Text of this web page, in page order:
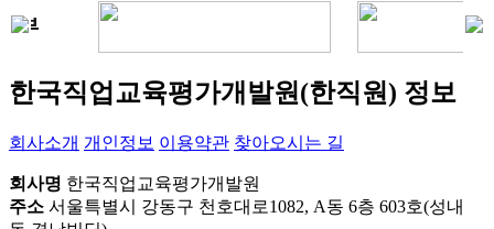
한국직업교육평가개발원(한직원) 정보
회사소개 개인정보 이용약관 찾아오시는 길
회사명 한국직업교육평가개발원
주소 서울특별시 강동구 천호대로1082, A동 6층 603호(성내